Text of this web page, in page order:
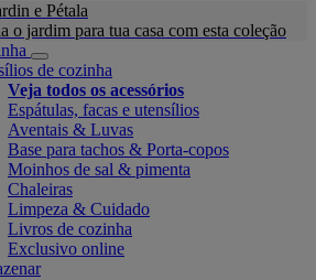
e Pétala
o jardim para tua casa com esta coleção
de cozinha
Veja todos os acessórios
Espátulas, facas e utensílios
Aventais & Luvas
Base para tachos & Porta-copos
Moinhos de sal & pimenta
Chaleiras
Limpeza & Cuidado
Livros de cozinha
Exclusivo online